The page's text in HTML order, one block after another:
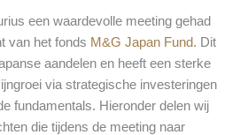
een waardevolle meeting gehad
van het fonds M&G Japan Fund. Dit
aandelen en heeft een sterke
via strategische investeringen
fundamentals. Hieronder delen wij
die tijdens de meeting naar